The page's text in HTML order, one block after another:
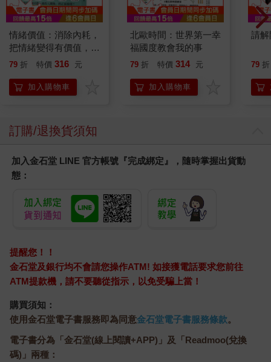
情緒價值：消除內耗，
把情緒變得有價值，跟
誰都能自在相處
79 折 特價 316 元
加入購物車
北歐時間：世界第一幸
福國度教會我的事
79 折 特價 314 元
加入購物車
請解
79 折
訂購/退換貨須知
加入金石堂 LINE 官方帳號『完成綁定』，隨時掌握出貨動
態：
提醒您！！
金石堂及銀行均不會請您操作ATM! 如接獲電話要求您前往
ATM提款機，請不要聽從指示，以免受騙上當！
購買須知：
使用金石堂電子書服務即為同意金石堂電子書服務條款。
電子書分為「金石堂(線上閱讀+APP)」及「Readmoo(兌換
碼)」兩種：